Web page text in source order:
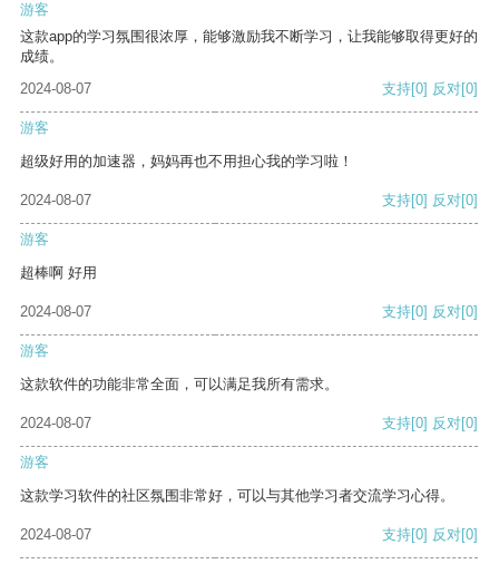
游客
这款app的学习氛围很浓厚，能够激励我不断学习，让我能够取得更好的
成绩。
2024-08-07
支持[0] 反对[0]
游客
超级好用的加速器，妈妈再也不用担心我的学习啦！
2024-08-07 支持[0] 反对[0]
游客
超棒啊 好用
2024-08-07 支持[0] 反对[0]
游客
这款软件的功能非常全面，可以满足我所有需求。
2024-08-07 支持[0] 反对[0]
游客
这款学习软件的社区氛围非常好，可以与其他学习者交流学习心得。
2024-08-07 支持[0] 反对[0]